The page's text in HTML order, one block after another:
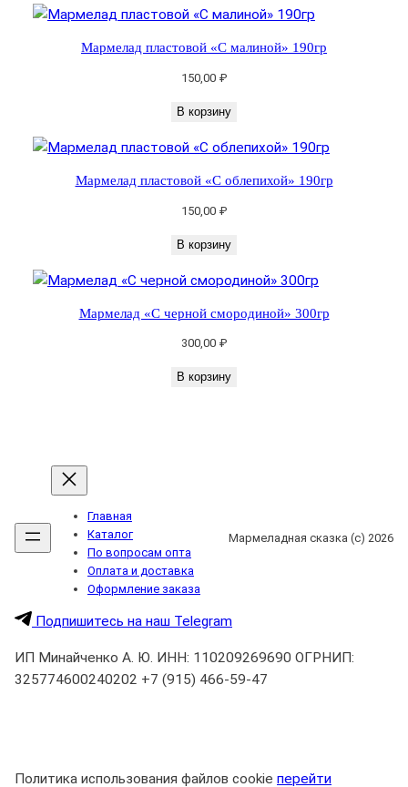
в
»
Мармелад пластовой «С малиной» 190гр
150,00 ₽
В корзину
Мармелад пластовой «С облепихой» 190гр
150,00 ₽
В корзину
Мармелад «С черной смородиной» 300гр
300,00 ₽
В корзину
Главная
Каталог
По вопросам опта
Оплата и доставка
Оформление заказа
Мармеладная сказка (с) 2026
Подпишитесь на наш Telegram
ИП Минайченко А. Ю. ИНН: 110209269690 ОГРНИП:
325774600240202 +7 (915) 466-59-47
Политика использования файлов cookie перейти